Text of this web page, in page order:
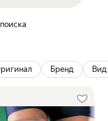
Бренд Вид